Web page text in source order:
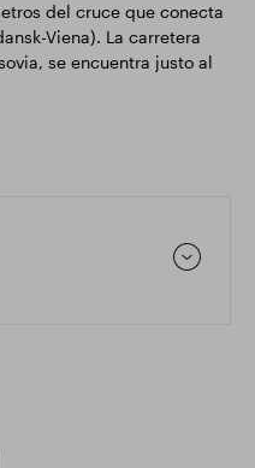
del cruce que conecta
Viena). La carretera
se encuentra justo al